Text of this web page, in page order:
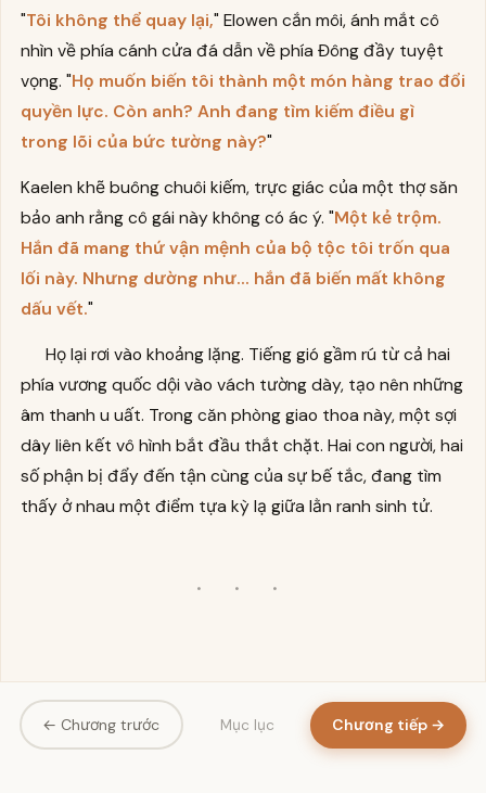
"Tôi không thể quay lại," Elowen cắn môi, ánh mắt cô
nhìn về phía cánh cửa đá dẫn về phía Đông đầy tuyệt
vọng. "Họ muốn biến tôi thành một món hàng trao đổi
quyền lực. Còn anh? Anh đang tìm kiếm điều gì
trong lõi của bức tường này?"
Kaelen khẽ buông chuôi kiếm, trực giác của một thợ săn
bảo anh rằng cô gái này không có ác ý. "Một kẻ trộm.
Hắn đã mang thứ vận mệnh của bộ tộc tôi trốn qua
lối này. Nhưng dường như... hắn đã biến mất không
dấu vết."
Họ lại rơi vào khoảng lặng. Tiếng gió gầm rú từ cả hai
phía vương quốc dội vào vách tường dày, tạo nên những
âm thanh u uất. Trong căn phòng giao thoa này, một sợi
dây liên kết vô hình bắt đầu thắt chặt. Hai con người, hai
số phận bị đẩy đến tận cùng của sự bế tắc, đang tìm
thấy ở nhau một điểm tựa kỳ lạ giữa lằn ranh sinh tử.
· · ·
← Chương trước Mục lục Chương tiếp →